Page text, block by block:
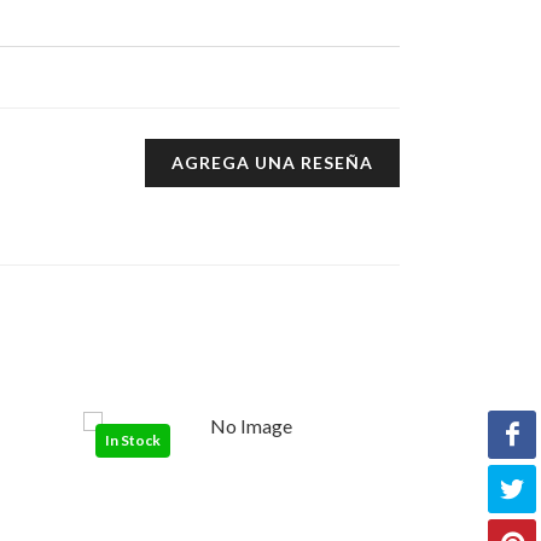
AGREGA UNA RESEÑA
In Stock Out of Stock